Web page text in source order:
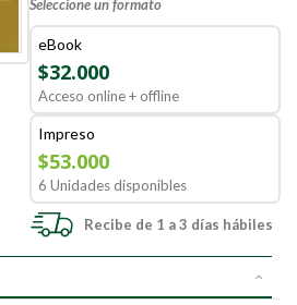
Seleccione un formato
eBook
$32.000
Acceso online + offline
Impreso
$53.000
6 Unidades disponibles
Recibe de 1 a 3 días hábiles